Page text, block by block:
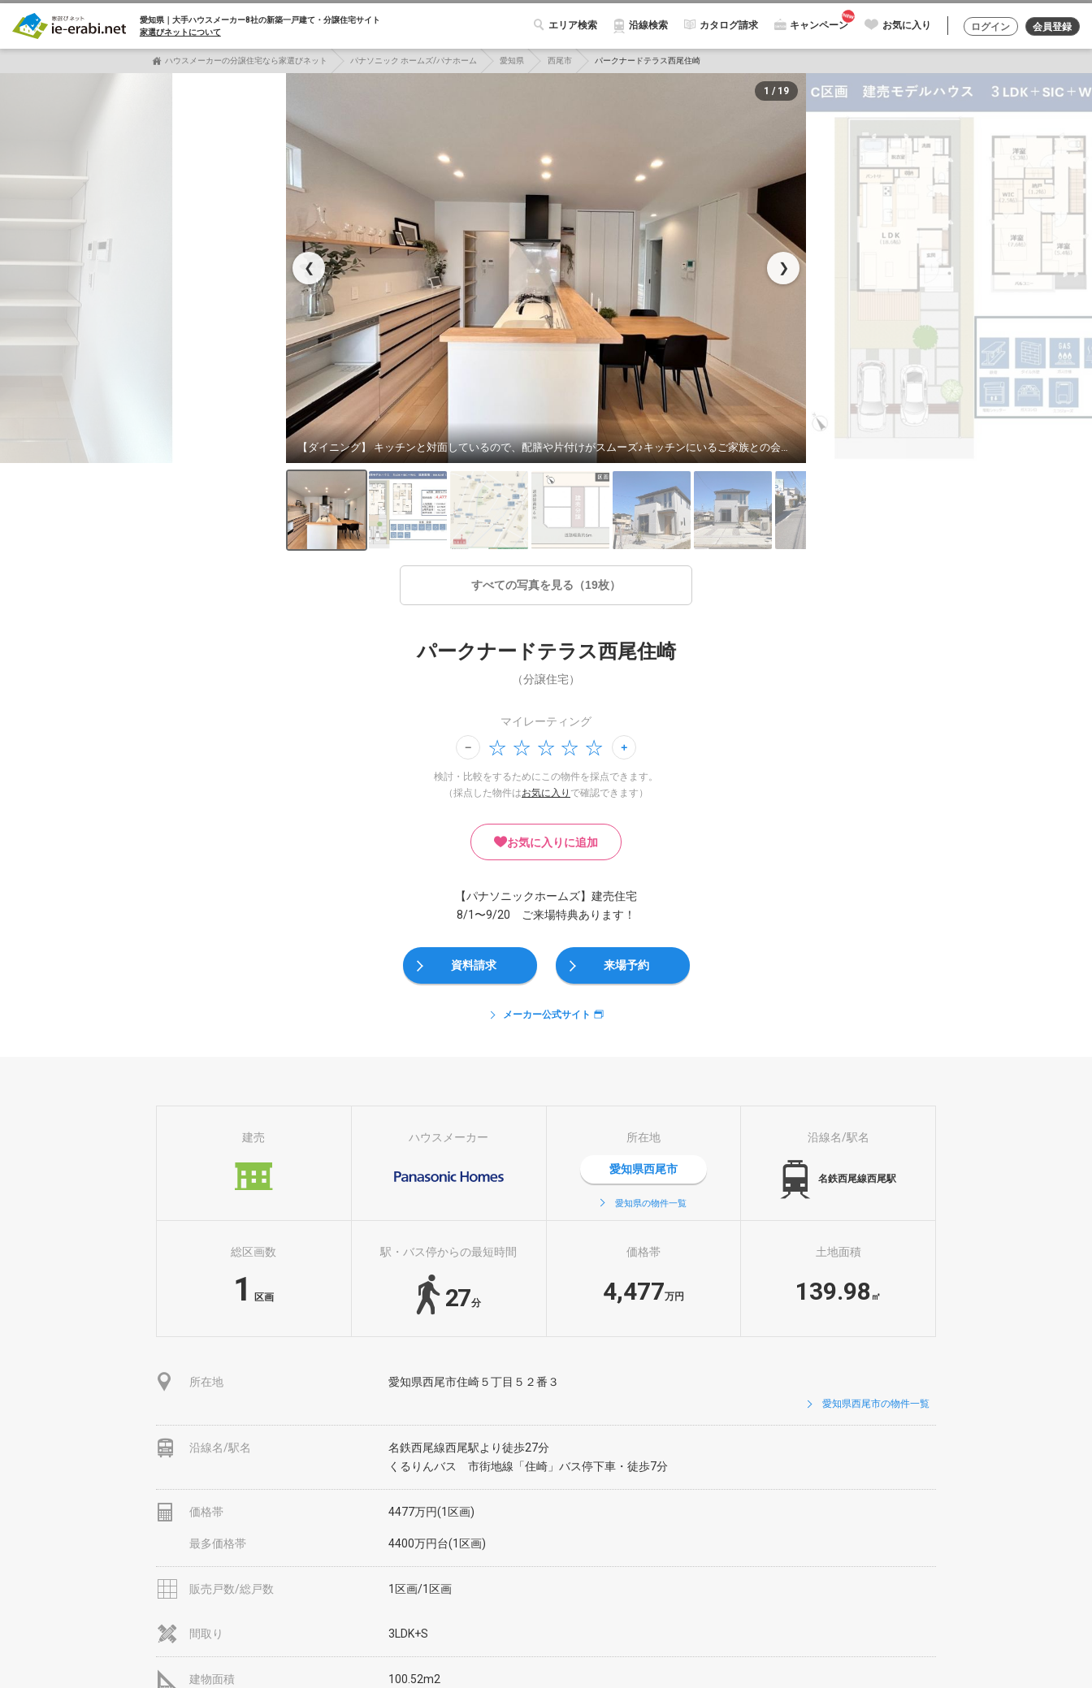
愛知県｜大手ハウスメーカー8社の新築一戸建て・分譲住宅サイト
家選びネットについて
エリア検索 沿線検索 カタログ請求 キャンペーン お気に入り ログイン 会員登録
ハウスメーカーの分譲住宅なら家選びネット パナソニック ホームズ/パナホーム 愛知県 西尾市 パークナードテラス西尾住崎
❮
【ダイニング】 キッチンと対面しているので、配膳や片付けがスムーズ♪キッチンにいるご家族との会話も楽しめます。お子様の学習にも便利なダイニングです！
❯
1 / 19
すべての写真を見る（19枚）
パークナードテラス西尾住崎
（分譲住宅）
マイレーティング
検討・比較をするためにこの物件を採点できます。
（採点した物件はお気に入り で確認できます）
お気に入りに追加
【パナソニックホームズ】建売住宅
8/1〜9/20 ご来場特典あります！
資料請求 来場予約
メーカー公式サイト
建売 ハウスメーカー 所在地
愛知県西尾市
愛知県の物件一覧
沿線名/駅名
名鉄西尾線西尾駅
総区画数
1 区画
駅・バス停からの最短時間
27分
価格帯
4,477万円
土地面積
139.98 ㎡
所在地 愛知県西尾市住崎５丁目５２番３
愛知県西尾市の物件一覧
沿線名/駅名
名鉄西尾線西尾駅より徒歩27分
くるりんバス 市街地線「住崎」バス停下車・徒歩7分
価格帯 4477万円(1区画)
最多価格帯 4400万円台(1区画)
販売戸数/総戸数 1区画/1区画
間取り 3LDK+S
建物面積 100.52m2